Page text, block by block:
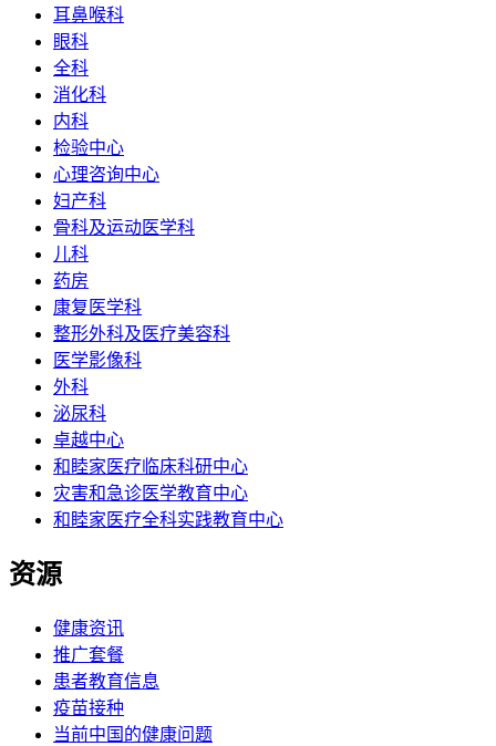
耳鼻喉科
眼科
全科
消化科
内科
检验中心
心理咨询中心
妇产科
骨科及运动医学科
儿科
药房
康复医学科
整形外科及医疗美容科
医学影像科
外科
泌尿科
卓越中心
和睦家医疗临床科研中心
灾害和急诊医学教育中心
和睦家医疗全科实践教育中心
资源
健康资讯
推广套餐
患者教育信息
疫苗接种
当前中国的健康问题